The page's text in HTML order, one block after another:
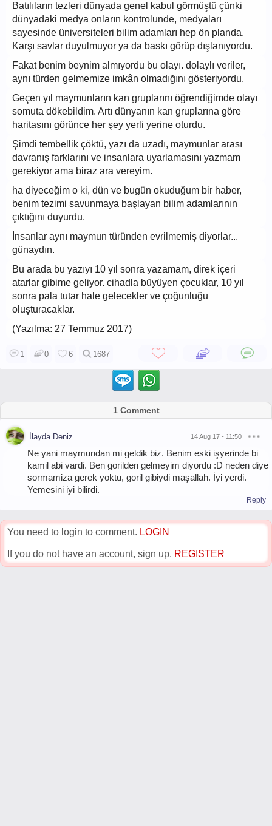
Batılıların tezleri dünyada genel kabul görmüştü çünki
dünyadaki medya onların kontrolunde, medyaları
sayesinde üniversiteleri bilim adamları hep ön planda.
Karşı savlar duyulmuyor ya da baskı görüp dışlanıyordu.
Fakat benim beynim almıyordu bu olayı. dolaylı veriler,
aynı türden gelmemize imkân olmadığını gösteriyordu.
Geçen yıl maymunların kan gruplarını öğrendiğimde olayı
somuta dökebildim. Artı dünyanın kan gruplarına göre
haritasını görünce her şey yerli yerine oturdu.
Şimdi tembellik çöktü, yazı da uzadı, maymunlar arası
davranış farklarını ve insanlara uyarlamasını yazmam
gerekiyor ama biraz ara vereyim.
ha diyeceğim o ki, dün ve bugün okuduğum bir haber,
benim tezimi savunmaya başlayan bilim adamlarının
çıktığını duyurdu.
İnsanlar aynı maymun türünden evrilmemiş diyorlar...
günaydın.
Bu arada bu yazıyı 10 yıl sonra yazamam, direk içeri
atarlar gibime geliyor. cihadla büyüyen çocuklar, 10 yıl
sonra pala tutar hale gelecekler ve çoğunluğu
oluşturacaklar.
(Yazılma: 27 Temmuz 2017)
1 0 6 1687
1 Comment
İlayda Deniz 14 Aug 17 - 11:50
Ne yani maymundan mi geldik biz. Benim eski işyerinde bi
kamil abi vardi. Ben gorilden gelmeyim diyordu :D neden diye
sormamiza gerek yoktu, goril gibiydi maşallah. İyi yerdi.
Yemesini iyi bilirdi.
Reply
You need to login to comment. LOGIN
If you do not have an account, sign up. REGISTER